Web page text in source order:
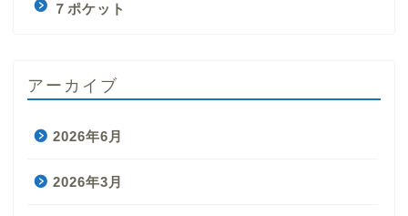
７ポケット
アーカイブ
2026年6月
2026年3月